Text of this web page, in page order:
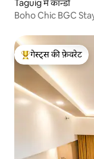
Taguig में कॉन्डो
Boho Chic BGC
गेस्ट्स का टॉप फ़ेवरेट
गेस्ट्स की फ़ेवरेट